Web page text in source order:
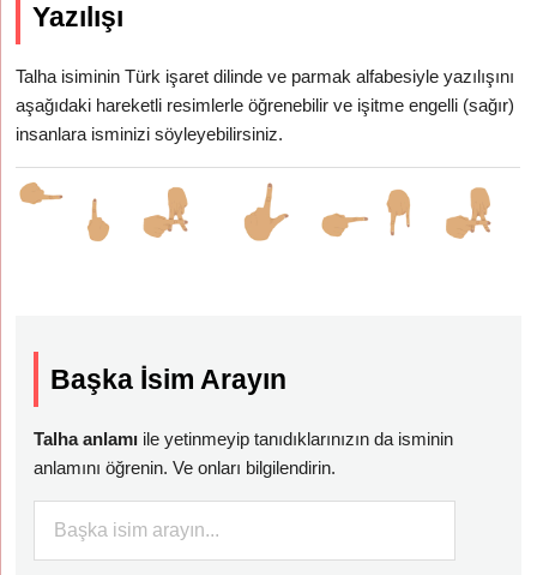
Yazılışı
Talha isiminin Türk işaret dilinde ve parmak alfabesiyle yazılışını
aşağıdaki hareketli resimlerle öğrenebilir ve işitme engelli (sağır)
insanlara isminizi söyleyebilirsiniz.
Başka İsim Arayın
Talha anlamı ile yetinmeyip tanıdıklarınızın da isminin
anlamını öğrenin. Ve onları bilgilendirin.